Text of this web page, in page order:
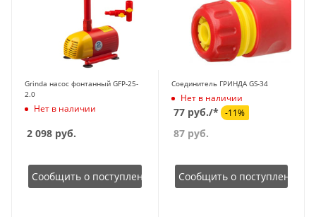
Grinda насос фонтанный GFP-25-
2.0
Нет в наличии
2 098 руб.
Сообщить о поступлении
Соединитель ГРИНДА GS-34
Нет в наличии
77 руб./* -11%
87руб.
Сообщить о поступлении